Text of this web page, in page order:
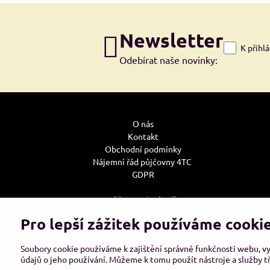
Newsletter
Odebírat naše novinky:
K
O nás
Kontakt
Obchodní podmínky
Nájemní řád půjčovny 4TC
GDPR
Může se Vám hodit:
Doprava
Tabulky velikostí oděvů bot a rukavic
Tabulky nosností vázacích prostředků
Pro lepší zážitek používáme
Soubory cookie používáme k zajištění správné funkčnosti webu,
údajů o jeho používání. Můžeme k tomu použít nástroje a služby